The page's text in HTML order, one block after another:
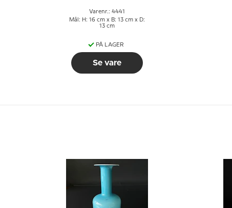
Varenr.: 4441
Mål: H: 16 cm x B: 13 cm x D:
13 cm
PÅ LAGER
Se vare